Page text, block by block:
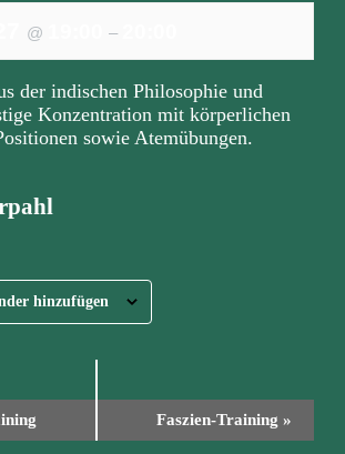
@ –
der indischen Philosophie und
Konzentration mit körperlichen
sowie Atemübungen.
hinzufügen
Faszien-Training »